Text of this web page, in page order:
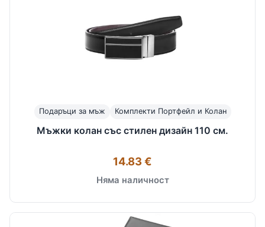
Подаръци за мъж Комплекти Портфейл и Колан
Мъжки колан със стилен дизайн 110 см.
14.83 €
Няма наличност